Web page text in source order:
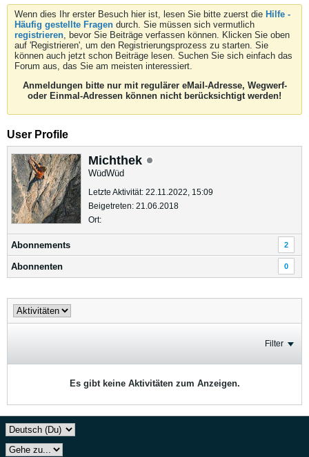
Wenn dies Ihr erster Besuch hier ist, lesen Sie bitte zuerst die Hilfe -
Häufig gestellte Fragen durch. Sie müssen sich vermutlich
registrieren, bevor Sie Beiträge verfassen können. Klicken Sie oben
auf 'Registrieren', um den Registrierungsprozess zu starten. Sie
können auch jetzt schon Beiträge lesen. Suchen Sie sich einfach das
Forum aus, das Sie am meisten interessiert.
Anmeldungen bitte nur mit regulärer eMail-Adresse, Wegwerf-
oder Einmal-Adressen können nicht berücksichtigt werden!
User Profile
Michthek
WüdWüd
Letzte Aktivität: 22.11.2022, 15:09
Beigetreten: 21.06.2018
Ort:
Abonnements 2
Abonnenten 0
Filter
Es gibt keine Aktivitäten zum Anzeigen.